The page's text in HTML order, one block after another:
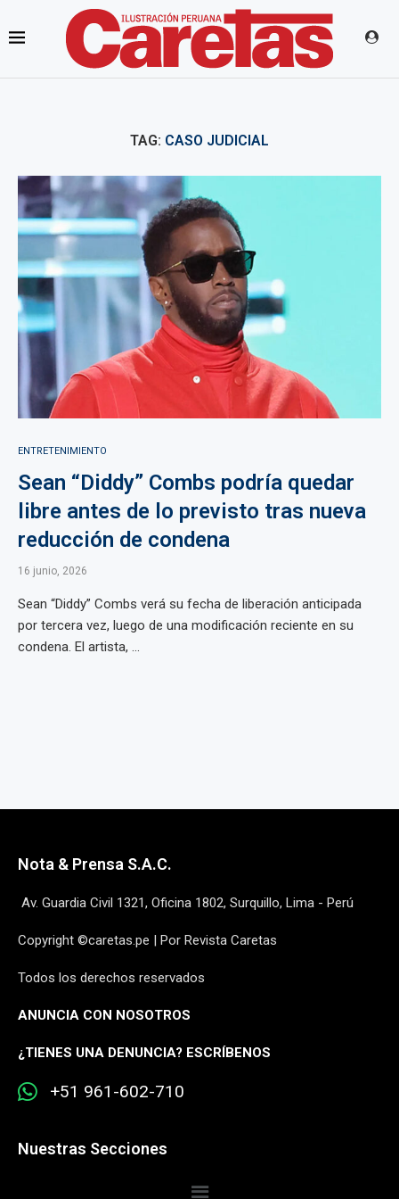
TAG: CASO JUDICIAL
ENTRETENIMIENTO
Sean “Diddy” Combs podría quedar
libre antes de lo previsto tras nueva
reducción de condena
16 junio, 2026
Sean “Diddy” Combs verá su fecha de liberación anticipada
por tercera vez, luego de una modificación reciente en su
condena. El artista, ...
Nota & Prensa S.A.C.
Av. Guardia Civil 1321, Oficina 1802, Surquillo, Lima - Perú
Copyright ©caretas.pe | Por Revista Caretas
Todos los derechos reservados
ANUNCIA CON NOSOTROS
¿TIENES UNA DENUNCIA? ESCRÍBENOS
+51 961-602-710
Nuestras Secciones